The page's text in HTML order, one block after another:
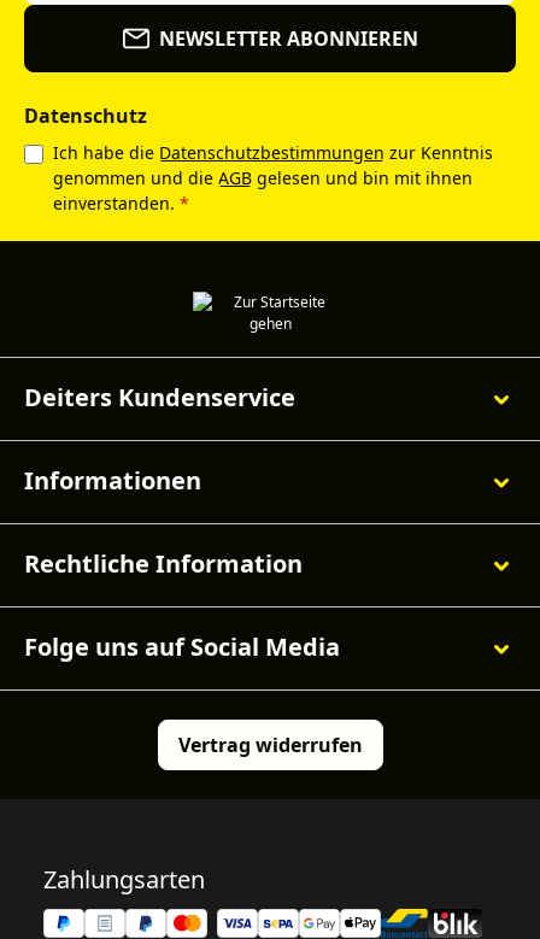
NEWSLETTER ABONNIEREN
Datenschutz
Ich habe die Datenschutzbestimmungen zur Kenntnis
genommen und die AGB gelesen und bin mit ihnen
einverstanden. *
Deiters Kundenservice
Informationen
Rechtliche Information
Folge uns auf Social Media
Vertrag widerrufen
Zahlungsarten